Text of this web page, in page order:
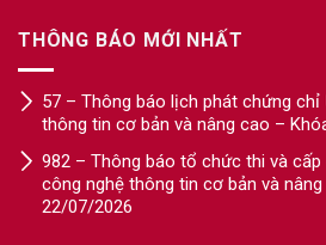
THÔNG BÁO MỚI NHẤT
57 – Thông báo lịch phát chứng chỉ
thông tin cơ bản và nâng cao –
982 – Thông báo tổ chức thi và
công nghệ thông tin cơ bản và
22/07/2026